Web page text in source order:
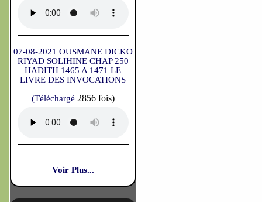
07-08-2021 OUSMANE DICKO
RIYAD SOLIHINE CHAP 250
HADITH 1465 A 1471 LE
LIVRE DES INVOCATIONS
(Téléchargé 2856 fois)
Voir Plus...